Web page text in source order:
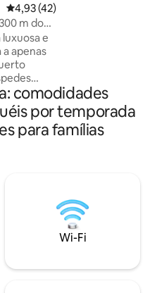
4,93 de uma avaliação média
4,93 (42)
m do
e
apenas
todos
ou grupos
dia. ✨
mas
comodidades
por temporada
para famílias
Wi-Fi